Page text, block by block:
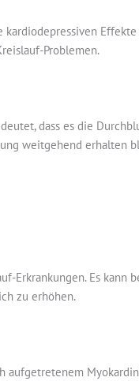
Problemen.
dass es die
weitgehend erhalten
Erkrankungen. Es kann
zu erhöhen.